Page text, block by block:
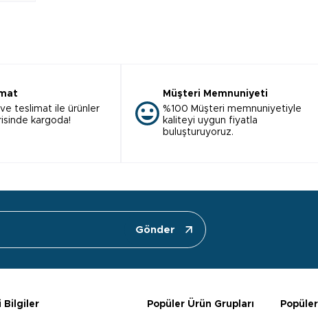
ve teslimat ile ürünler
kargoda!
Müşteri Memnuniyeti
%100 Müşteri memnuniyetiyle
kaliteyi uygun fiyatla
buluşturuyoruz.
Gönder
Bilgiler Popüler Ürün Grupları